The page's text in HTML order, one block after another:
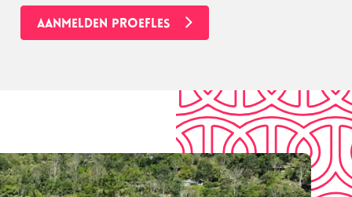
AANMELDEN PROEFLES